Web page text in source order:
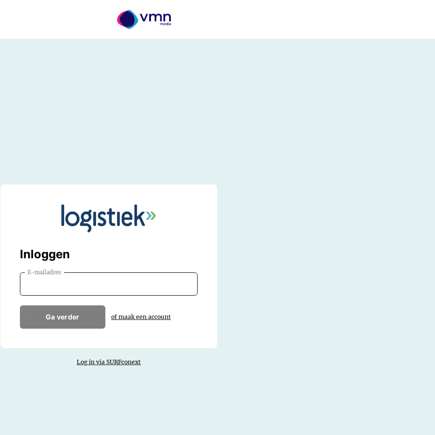
Inloggen
E-mailadres
Ga verder of maak een account
Log in via SURFconext